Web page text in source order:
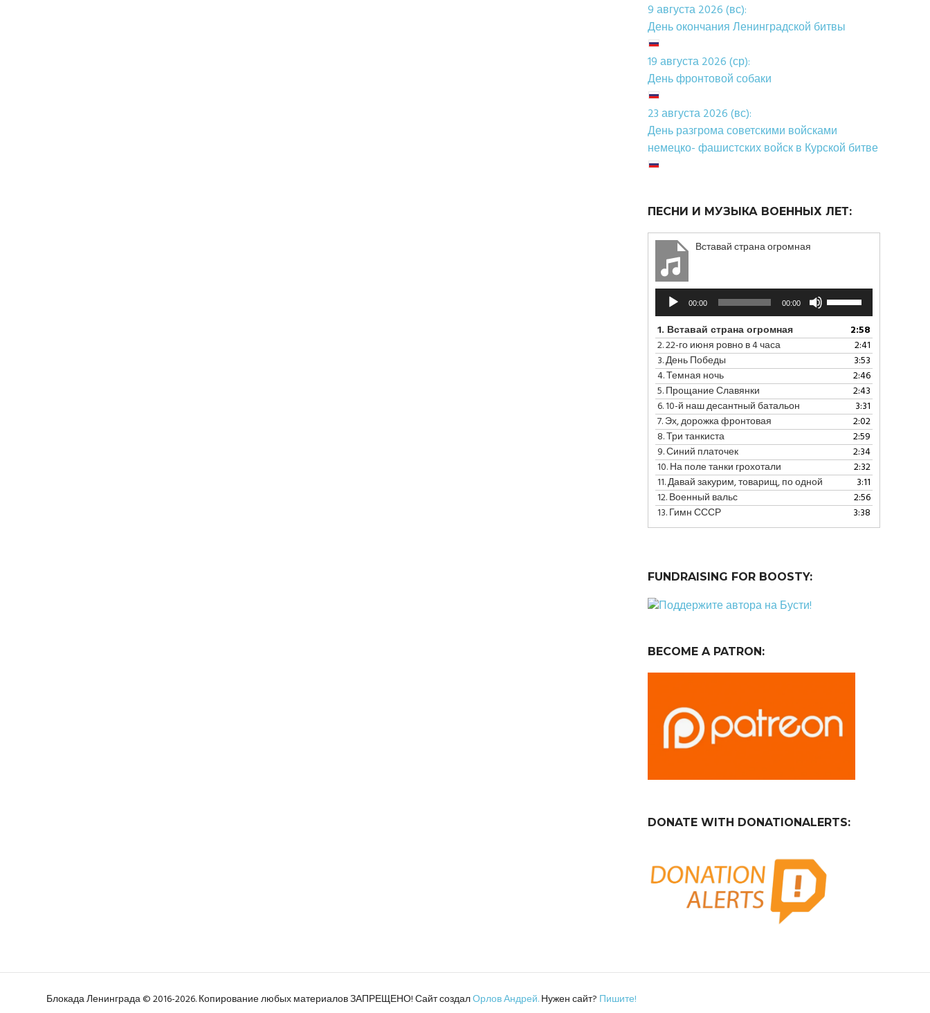
9 августа 2026 (вс):
День окончания Ленинградской битвы
19 августа 2026 (ср):
День фронтовой собаки
23 августа 2026 (вс):
День разгрома советскими войсками
немецко- фашистских войск в Курской битве
ПЕСНИ И МУЗЫКА ВОЕННЫХ ЛЕТ:
Вставай страна огромная
Аудиоплеер
00:00 00:00
вниз,
чтобы
увеличить
или
уменьшить
громкость.
1. Вставай страна огромная
2:58
2.22-го июня ровно в 4 часа
2:41
3.День Победы
3:53
4.Темная ночь
2:46
5.Прощание Славянки
2:43
6.10-й наш десантный батальон
3:31
7.Эх, дорожка фронтовая
2:02
8.Три танкиста
2:59
9.Синий платочек
2:34
10.На поле танки грохотали
2:32
11.Давай закурим, товарищ, по одной
3:11
12.Военный вальс
2:56
13.Гимн СССР 3:38
FUNDRAISING FOR BOOSTY:
BECOME A PATRON:
DONATE WITH DONATIONALERTS:
Блокада Ленинграда © 2016-2026. Копирование любых материалов ЗАПРЕЩЕНО! Сайт создалОрлов Андрей.Нужен сайт? Пишите!